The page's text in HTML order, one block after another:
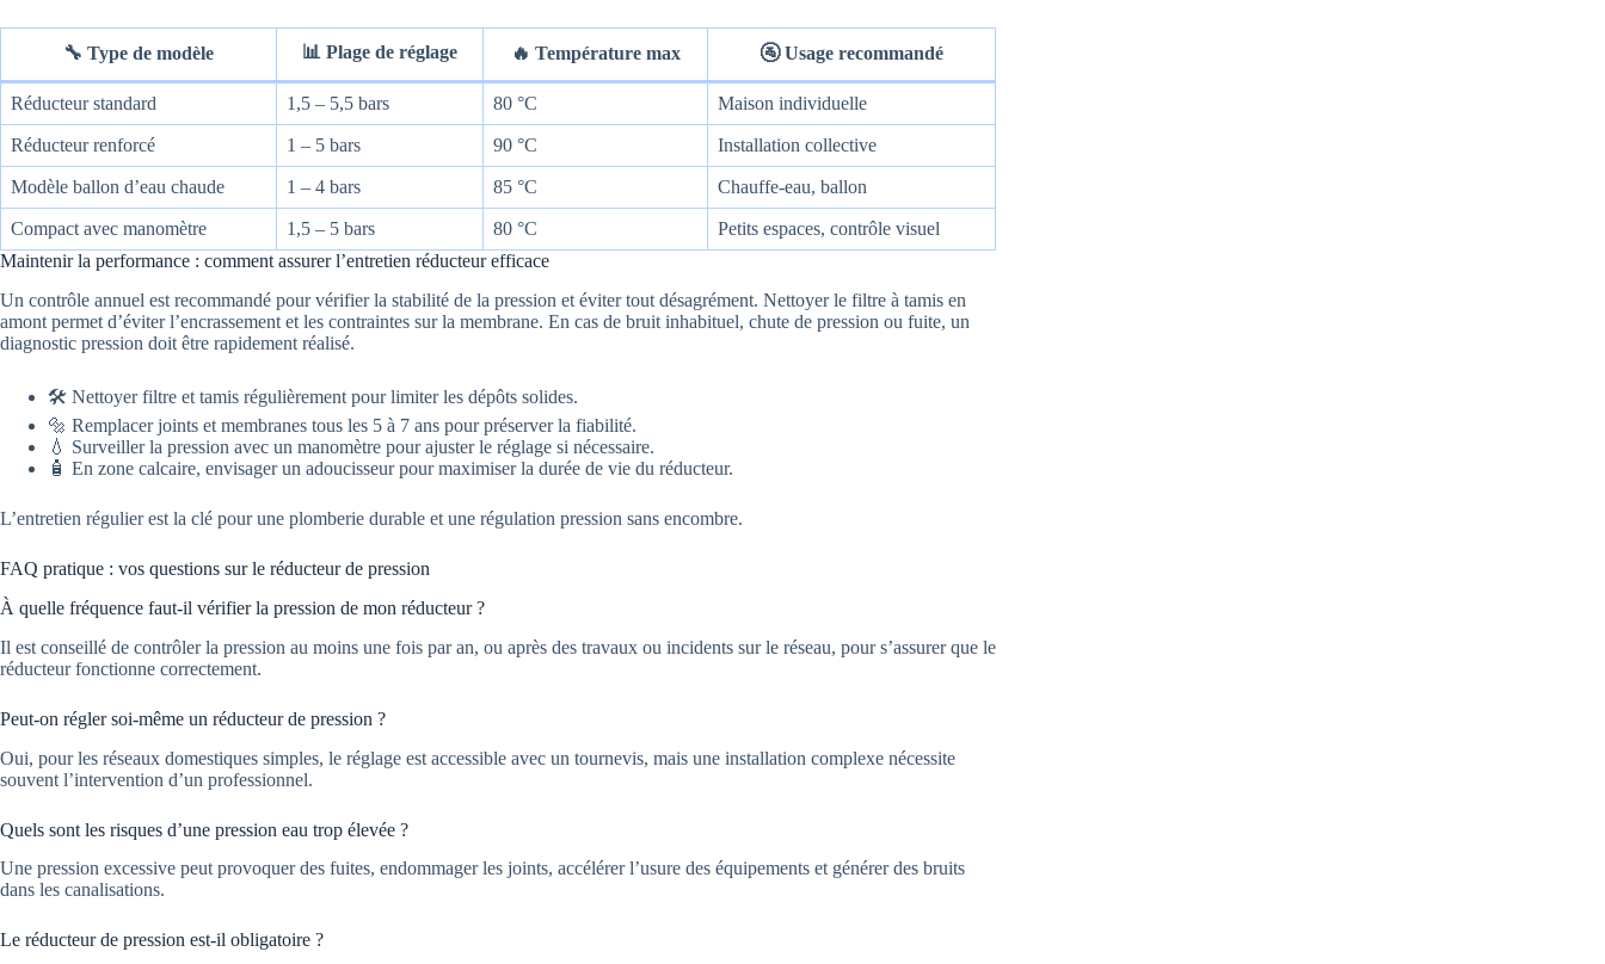
🔧 Type de modèle 📊 Plage de réglage 🔥 Température max 🚰 Usage recommandé
Réducteur standard 1,5 – 5,5 bars 80 °C Maison individuelle
Réducteur renforcé 1 – 5 bars 90 °C Installation collective
Modèle ballon d’eau chaude 1 – 4 bars 85 °C Chauffe-eau, ballon
Compact avec manomètre 1,5 – 5 bars 80 °C
Petits espaces, contrôle visuel
Maintenir la performance : comment assurer l’entretien réducteur efficace
Un contrôle annuel est recommandé pour vérifier la stabilité de la pression et éviter tout désagrément. Nettoyer le filtre à tamis en
amont permet d’éviter l’encrassement et les contraintes sur la membrane. En cas de bruit inhabituel, chute de pression ou fuite, un
diagnostic pression doit être rapidement réalisé.
🛠️ Nettoyer filtre et tamis régulièrement pour limiter les dépôts solides.
🔩 Remplacer joints et membranes tous les 5 à 7 ans pour préserver la fiabilité.
💧 Surveiller la pression avec un manomètre pour ajuster le réglage si nécessaire.
🧴 En zone calcaire, envisager un adoucisseur pour maximiser la durée de vie du réducteur.
L’entretien régulier est la clé pour une plomberie durable et une régulation pression sans encombre.
FAQ pratique : vos questions sur le réducteur de pression
À quelle fréquence faut-il vérifier la pression de mon réducteur ?
Il est conseillé de contrôler la pression au moins une fois par an, ou après des travaux ou incidents sur le réseau, pour s’assurer que le
réducteur fonctionne correctement.
Peut-on régler soi-même un réducteur de pression ?
Oui, pour les réseaux domestiques simples, le réglage est accessible avec un tournevis, mais une installation complexe nécessite
souvent l’intervention d’un professionnel.
Quels sont les risques d’une pression eau trop élevée ?
Une pression excessive peut provoquer des fuites, endommager les joints, accélérer l’usure des équipements et générer des bruits
dans les canalisations.
Le réducteur de pression est-il obligatoire ?